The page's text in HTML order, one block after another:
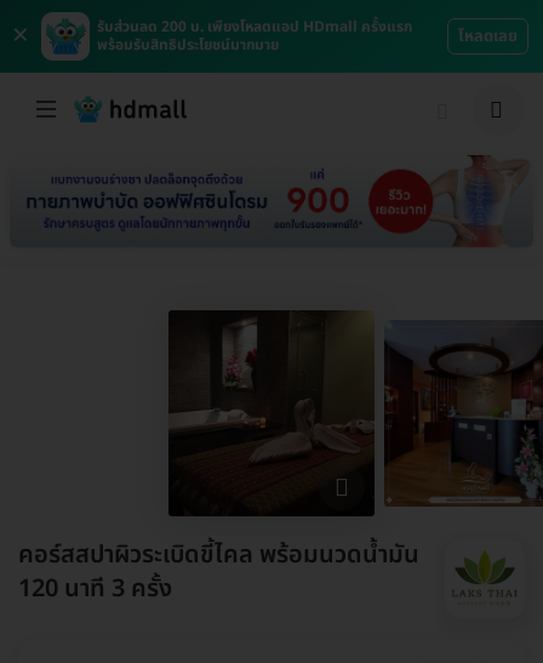
×
รับส่วนลด 200 บ. เพียงโหลดแอป HDmall ครั้งแรก
พร้อมรับสิทธิประโยชน์มากมาย
โหลดเลย
คอร์สสปาผิวระเบิดขี้ไคล พร้อมนวดน้ำมัน
120 นาที 3 ครั้ง